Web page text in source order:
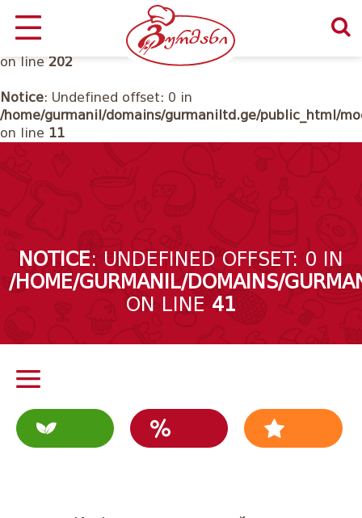
Notice
: Undefined offset: 0 in
/home/gurmanil/domains/gurmaniltd.ge/public_html/
on line 202
Notice: Undefined offset: 0 in
/home/gurmanil/domains/gurmaniltd.ge/public_html/
on line 11
NOTICE: UNDEFINED OFFSET: 0 IN
/HOME/GURMANIL/DOMAINS/
ON LINE 41